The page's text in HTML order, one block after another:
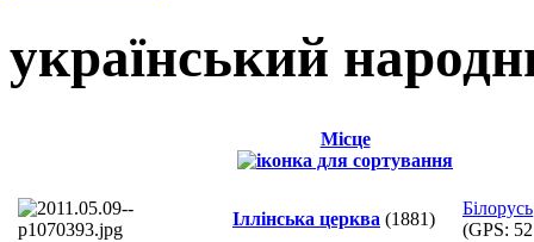
український
Місце
Іллінська церква (1881)
Білорусь
(GPS: